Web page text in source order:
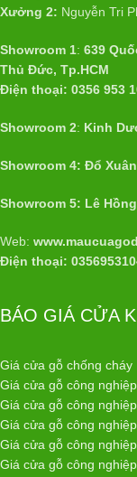
Xưởng 2: Nguyễn Tri
Showroom 1: 639
Thủ Đức, Tp.HCM
Điện thoại: 0356 953
Showroom 2: Kinh
Showroom 4: Đổ
Showroom 5: Lê
Web:
Điện thoại:
BÁO GIÁ CỬA
Giá cửa gỗ chống cháy
Giá cửa gỗ công
Giá cửa gỗ công
Giá cửa gỗ công
Giá cửa gỗ công
Giá cửa gỗ công